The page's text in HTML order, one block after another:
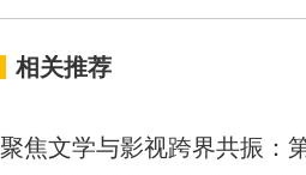
相关推荐
聚焦文学与影视跨界共振：